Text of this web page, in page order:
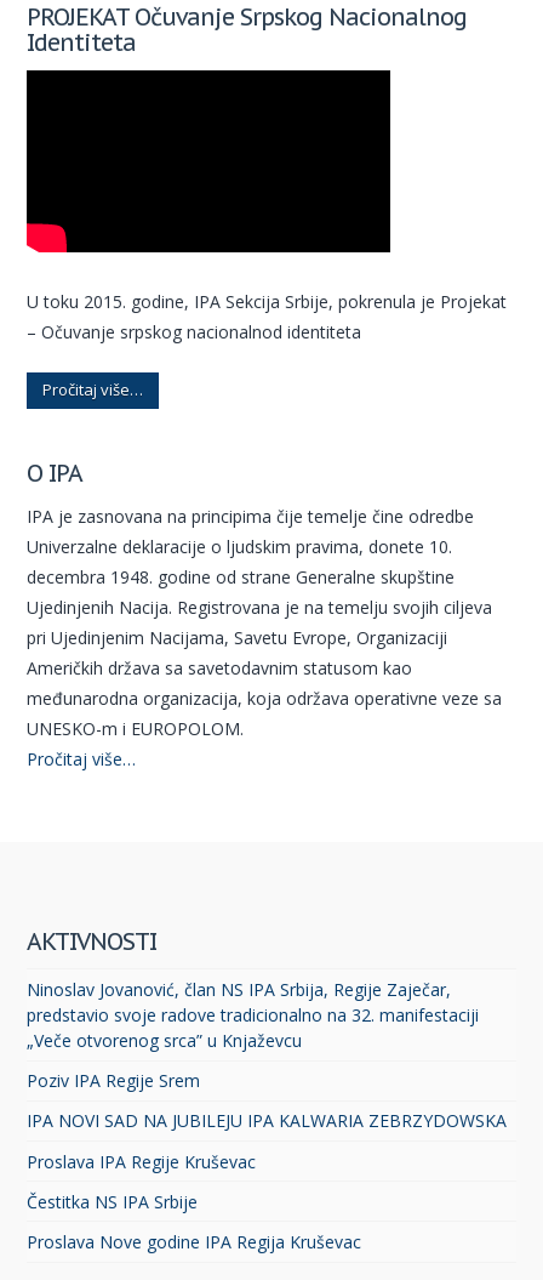
PROJEKAT Očuvanje Srpskog Nacionalnog
Identiteta
U toku 2015. godine, IPA Sekcija Srbije, pokrenula je Projekat
– Očuvanje srpskog nacionalnod identiteta
Pročitaj više…
O IPA
IPA je zasnovana na principima čije temelje čine odredbe
Univerzalne deklaracije o ljudskim pravima, donete 10.
decembra 1948. godine od strane Generalne skupštine
Ujedinjenih Nacija. Registrovana je na temelju svojih ciljeva
pri Ujedinjenim Nacijama, Savetu Evrope, Organizaciji
Američkih država sa savetodavnim statusom kao
međunarodna organizacija, koja održava operativne veze sa
UNESKO-m i EUROPOLOM.
Pročitaj više…
AKTIVNOSTI
Ninoslav Jovanović, član NS IPA Srbija, Regije Zaječar,
predstavio svoje radove tradicionalno na 32. manifestaciji
„Veče otvorenog srca” u Knjaževcu
Poziv IPA Regije Srem
IPA NOVI SAD NA JUBILEJU IPA KALWARIA ZEBRZYDOWSKA
Proslava IPA Regije Kruševac
Čestitka NS IPA Srbije
Proslava Nove godine IPA Regija Kruševac